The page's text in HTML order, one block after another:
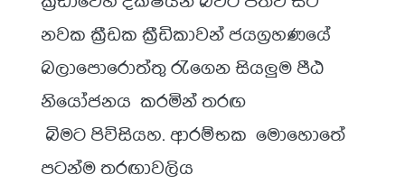
නවක ක්‍රීඩක ක්‍රීඩිකාවන් ජයග්‍රහණයේ
බලාපොරොත්තු රැගෙන සියලුම පීඨ
නියෝජනය කරමින් තරඟ
බිමට පිවිසියහ. ආරම්භක මොහොතේ
පටන්ම තරඟාවලිය